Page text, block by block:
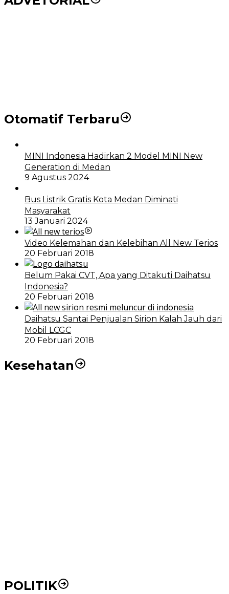
Otomatif Terbaru
MINI Indonesia Hadirkan 2 Model MINI New
Generation di Medan
9 Agustus 2024
Bus Listrik Gratis Kota Medan Diminati
Masyarakat
13 Januari 2024
Video Kelemahan dan Kelebihan All New Terios
20 Februari 2018
Belum Pakai CVT, Apa yang Ditakuti Daihatsu
Indonesia?
20 Februari 2018
Daihatsu Santai Penjualan Sirion Kalah Jauh dari
Mobil LCGC
20 Februari 2018
Kesehatan
POLITIK